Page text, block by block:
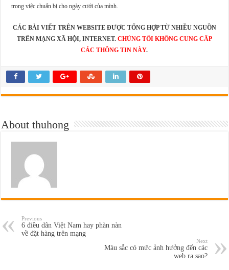
trong việc chuẩn bị cho ngày cưới của mình.
CÁC BÀI VIẾT TRÊN WEBSITE ĐƯỢC TỔNG HỢP TỪ NHIỀU NGUỒN
TRÊN MẠNG XÃ HỘI, INTERNET. CHÚNG TÔI KHÔNG CUNG CẤP
CÁC THÔNG TIN NÀY.
About thuhong
Previous
6 điều dân Việt Nam hay phàn nàn
về đặt hàng trên mạng
Next
Màu sắc có mức ảnh hưởng đến các
web ra sao?